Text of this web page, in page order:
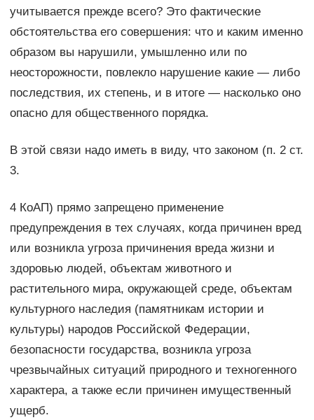
учитывается прежде всего? Это фактические
обстоятельства его совершения: что и каким именно
образом вы нарушили, умышленно или по
неосторожности, повлекло нарушение какие — либо
последствия, их степень, и в итоге — насколько оно
опасно для общественного порядка.
В этой связи надо иметь в виду, что законом (п. 2 ст.
3.
4 КоАП) прямо запрещено применение
предупреждения в тех случаях, когда причинен вред
или возникла угроза причинения вреда жизни и
здоровью людей, объектам животного и
растительного мира, окружающей среде, объектам
культурного наследия (памятникам истории и
культуры) народов Российской Федерации,
безопасности государства, возникла угроза
чрезвычайных ситуаций природного и техногенного
характера, а также если причинен имущественный
ущерб.